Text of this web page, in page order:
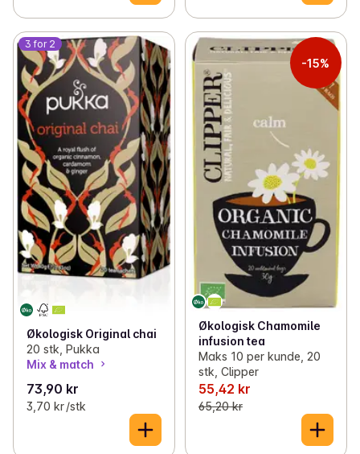
3 for 2
Økologisk Original chai
20 stk, Pukka
Mix & match
73,90 kr
3,70 kr /stk
-15%
Økologisk Chamomile
infusion tea
Maks 10 per kunde, 20
stk, Clipper
55,42 kr
65,20 kr